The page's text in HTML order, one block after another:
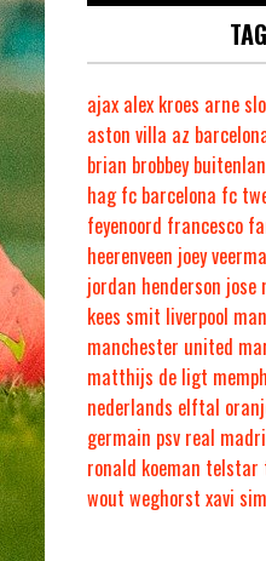
ajax alex kroes arne
aston villa az
brian brobbey
hag fc barcelona fc
feyenoord francesco
heerenveen joey
jordan henderson jose
kees smit liverpool
manchester united
matthijs de ligt
nederlands elftal
germain psv real
ronald koeman telstar
wout weghorst xavi